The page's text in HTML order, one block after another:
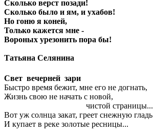
Сколько верст позади!
Сколько было и ям, и ухабов!
Но гоню я коней,
Только кажется мне -
Вороных урезонить пора бы!
Татьяна Селянина
Свет вечерней зари
Быстро время бежит, мне его не догнать,
Жизнь свою не начать с новой,
чистой страницы...
Вот уж солнца закат, греет снежную гладь
И купает в реке золотые ресницы...